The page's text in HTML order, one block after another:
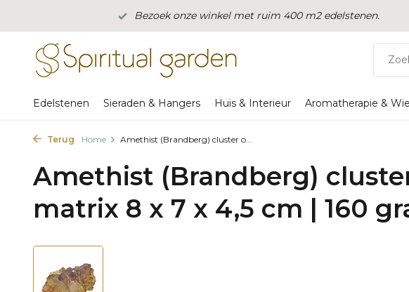
Bezoek onze winkel met ruim 400 m2 edelstenen.
Edelstenen Sieraden & Hangers Huis & Interieur Aromatherapie &
Terug Home Amethist (Brandberg) cluster o...
Amethist (Brandberg)
matrix 8 x 7 x 4,5 cm | 160